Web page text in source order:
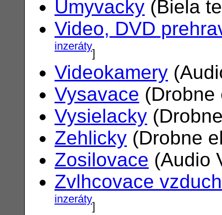
Umyvacky (Biela
Video, DVD
inzeráty]
Videokamery
Vysavace
Vysielacky
Zehlicky (Drobne
Zosilovace (Audio
Zvlhcovace
inzeráty]